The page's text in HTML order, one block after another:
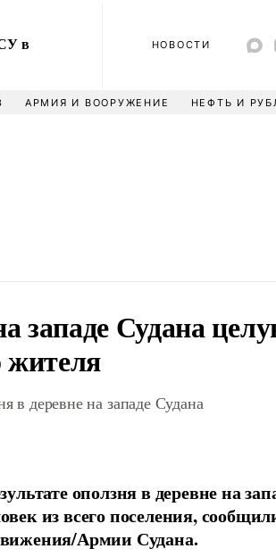
в
НОВОСТИ
АРМИЯ И ВООРУЖЕНИЕ НЕФТЬ И
западе Судана
жителя
в деревне на западе Судана
оползня в деревне на
из всего поселения,
Армии Судана.